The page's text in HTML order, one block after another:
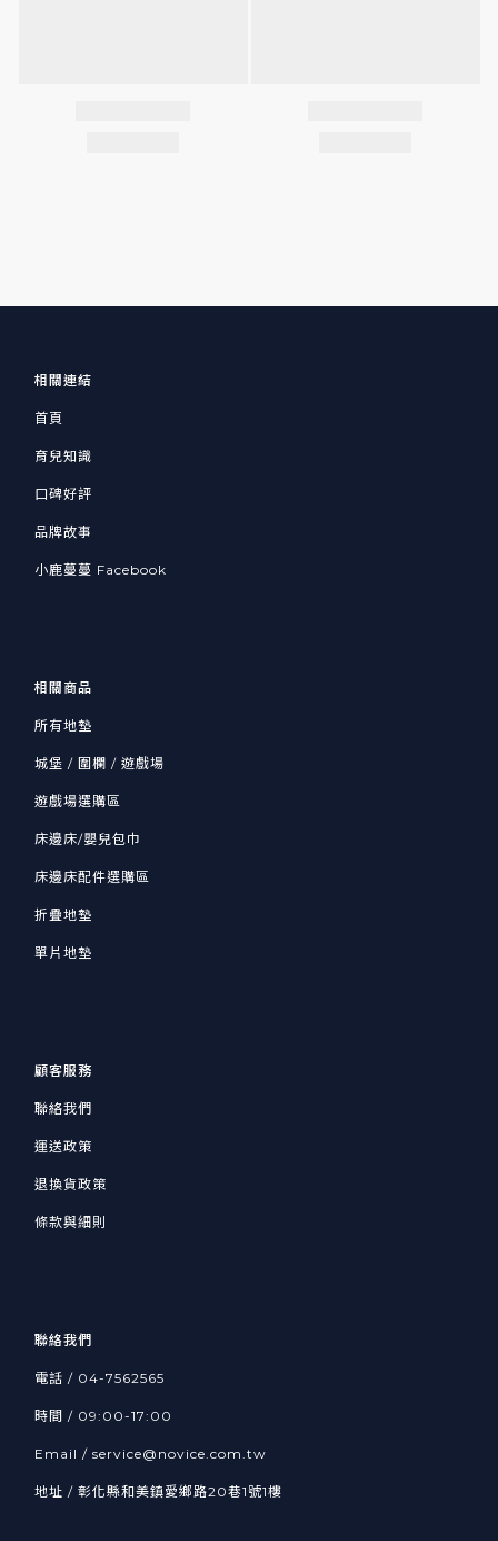
相關連結
首頁
育兒知識
口碑好評
品牌故事
小鹿蔓蔓 Facebook
相關商品
所有地墊
城堡 / 圍欄 / 遊戲場
遊戲場選購區
床邊床/嬰兒包巾
床邊床配件選購區
折疊地墊
單片地墊
顧客服務
聯絡我們
運送政策
退換貨政策
條款與細則
聯絡我們
電話 / 04-7562565
時間 / 09:00-17:00
Email / service@novice.com.tw
地址 / 彰化縣和美鎮愛鄉路20巷1號1樓